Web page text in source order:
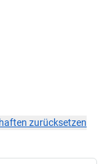
zurücksetzen